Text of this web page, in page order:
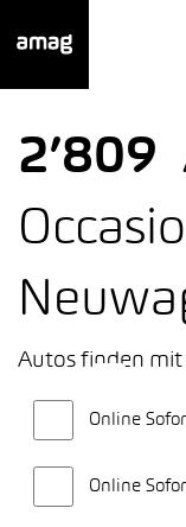
2’809
Autos finden mit
Online
Online